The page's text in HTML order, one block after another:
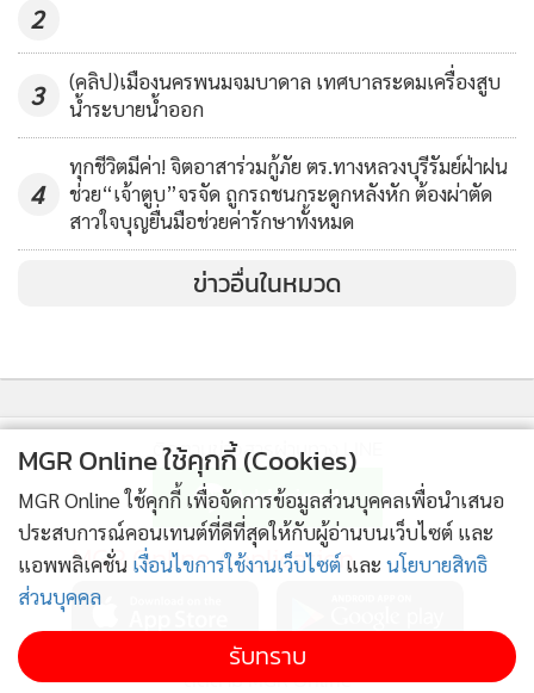
ทางด้าน นพ.วราวุธ ชื่นตา นายแพทย์สาธารณสุขจังหวัด
ศรีสะเกษ กล่าวว่า บุคคลดังกล่าวกลับจากประเทศเกาหลีใต้ได้มา
เข้าระบบการดูแลกักตัวที่บ้านภายใต้การดูแลของ รพ.สต. และ
สาธารณสุขอำเภอ (สสอ.) อุทุมพรพิสัยเรียบร้อยแล้ว ก่อนเดิน
ทางไปที่ที่ว่าการอำเภอ หน่วยงาน รพ.สต.และ สสอ.ได้ไป
ประสานงานกับที่ว่าการ อ.อุทุมพรพิสัย ไว้ล่วงหน้าก่อนแล้วโดย
ได้ดำเนินการ คือ ทำความเข้าใจการปฏิบัติตัวทั้งผู้รับบริการและ
ประชาชนไม่นานเนื่องจากผู้เกี่ยวข้องได้เตรียมการไว้แล้ว ซึ่งหลัง
ตามมาตรฐานของหน่วยงานสาธารณสุขจนเรียบร้อยแล้วจึงให้
บริการประชาชนทั่วไปต่อไป
2
3
(คลิป)เมืองนครพนมจมบาดาล เทศบาลระดมเครื่องสูบ
น้ำระบายน้ำออก
4
ทุกชีวิตมีค่า! จิตอาสาร่วมกู้ภัย ตร.ทางหลวงบุรีรัมย์ฝ่าฝน
ช่วย“เจ้าตูบ”จรจัด ถูกรถชนกระดูกหลังหัก ต้องผ่าตัด
สาวใจบุญยื่นมือช่วยค่ารักษาทั้งหมด
ข่าวอื่นในหมวด
ติดตามข่าวสารผ่านทาง LINE
MGR Online Application
ติดตาม MGR Online
MGR Online ใช้คุกกี้ (Cookies)
MGR Online ใช้คุกกี้ เพื่อจัดการข้อมูลส่วนบุคคลเพื่อนำเสนอ
ประสบการณ์คอนเทนต์ที่ดีที่สุดให้กับผู้อ่านบนเว็บไซต์ และ
แอพพลิเคชั่น เงื่อนไขการใช้งานเว็บไซต์ และ นโยบายสิทธิ
ส่วนบุคคล
รับทราบ